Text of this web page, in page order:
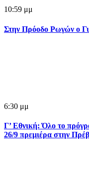
10:59 μμ
Στην Πρόοδο Ρωγών ο
6:30 μμ
Γ’ Εθνική: Όλο το
26/9 πρεμιέρα στην